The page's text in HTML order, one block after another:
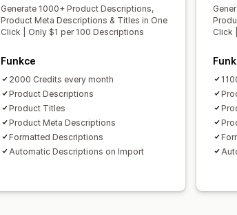
Generate 1000+ Product Descriptions,
Product Meta Descriptions & Titles in One
Click | Only $1 per 100 Descriptions
Funkce
2000 Credits every month
Product Descriptions
Product Titles
Product Meta Descriptions
Formatted Descriptions
Automatic Descriptions on Import
Click